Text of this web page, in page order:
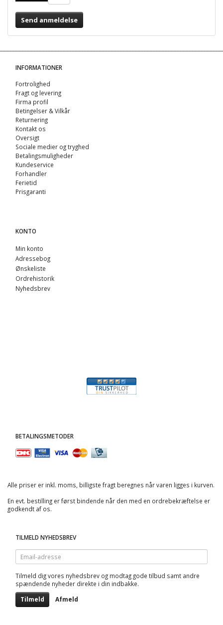
Send anmeldelse
INFORMATIONER
Fortrolighed
Fragt og levering
Firma profil
Betingelser & Vilkår
Returnering
Kontakt os
Oversigt
Sociale medier og tryghed
Betalingsmuligheder
Kundeservice
Forhandler
Ferietid
Prisgaranti
KONTO
Min konto
Adressebog
Ønskeliste
Ordrehistorik
Nyhedsbrev
BETALINGSMETODER
Alle priser er inkl. moms, billigste fragt beregnes når varen ligges i kurven.
En evt. bestilling er først bindende når den med en ordrebekræftelse er
godkendt af os.
TILMELD NYHEDSBREV
Email-
adresse
Tilmeld dig vores nyhedsbrev og modtag gode tilbud samt andre
spændende nyheder direkte i din indbakke.
Tilmeld Afmeld